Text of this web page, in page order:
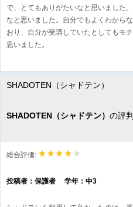
で、とてもありがたいなと思いました
なと思いました。自分でもよくわから
おり、自分が受講していたとしてもモ
思いました。
SHADOTEN（シャドテン）
SHADOTEN（シャドテン） の評
総合評価:
投稿者：保護者 学年：中3